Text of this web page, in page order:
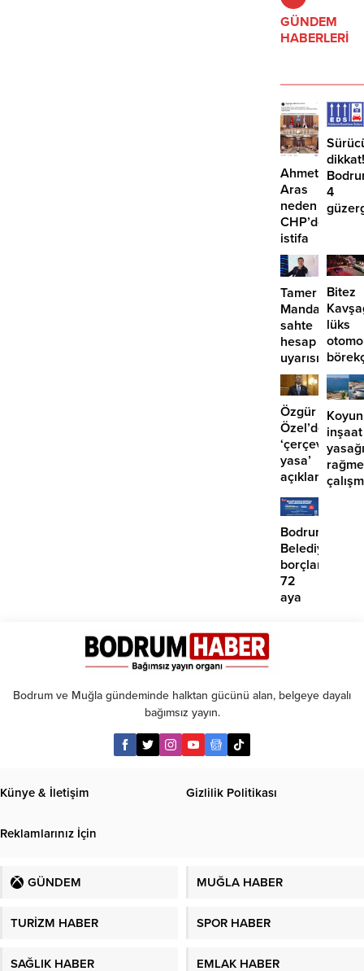
GÜNDEM
HABERLERİ
Ahmet
Aras
neden
CHP’den
istifa
etmiyor?
dikkat!
4
Tamer
sahte
hesap
uyarısı
Bitez
lüks
girdi:
2
Özgür
Özel’den
‘çerçeve
yasa’
açıklaması:
‘İmza
atma
çabamız
yok’
inşaat
Bodrum
borçlara
72
aya
Bodrum ve Muğla gündeminde halktan gücünü alan, belgeye dayalı
bağımsız yayın.
Künye & İletişim Gizlilik Politikası
Reklamlarınız İçin
GÜNDEM MUĞLA HABER
TURİZM HABER SPOR HABER
SAĞLIK HABER EMLAK HABER